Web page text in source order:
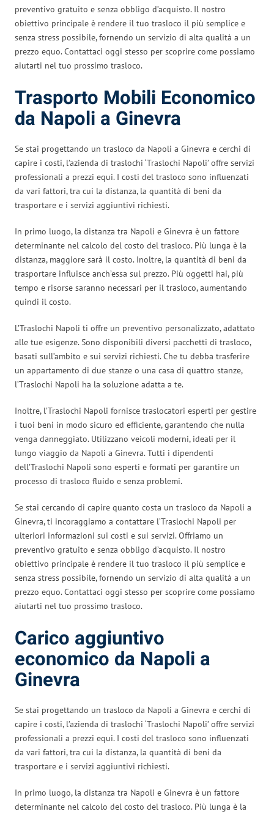
preventivo gratuito e senza obbligo d’acquisto. Il nostro
obiettivo principale è rendere il tuo trasloco il più semplice e
senza stress possibile, fornendo un servizio di alta qualità a un
prezzo equo. Contattaci oggi stesso per scoprire come possiamo
aiutarti nel tuo prossimo trasloco.
Trasporto Mobili Economico
da Napoli a Ginevra
Se stai progettando un trasloco da Napoli a Ginevra e cerchi di
capire i costi, l’azienda di traslochi ‘Traslochi Napoli’ offre servizi
professionali a prezzi equi. I costi del trasloco sono influenzati
da vari fattori, tra cui la distanza, la quantità di beni da
trasportare e i servizi aggiuntivi richiesti.
In primo luogo, la distanza tra Napoli e Ginevra è un fattore
determinante nel calcolo del costo del trasloco. Più lunga è la
distanza, maggiore sarà il costo. Inoltre, la quantità di beni da
trasportare influisce anch’essa sul prezzo. Più oggetti hai, più
tempo e risorse saranno necessari per il trasloco, aumentando
quindi il costo.
L’Traslochi Napoli ti offre un preventivo personalizzato, adattato
alle tue esigenze. Sono disponibili diversi pacchetti di trasloco,
basati sull’ambito e sui servizi richiesti. Che tu debba trasferire
un appartamento di due stanze o una casa di quattro stanze,
l’Traslochi Napoli ha la soluzione adatta a te.
Inoltre, l’Traslochi Napoli fornisce traslocatori esperti per gestire
i tuoi beni in modo sicuro ed efficiente, garantendo che nulla
venga danneggiato. Utilizzano veicoli moderni, ideali per il
lungo viaggio da Napoli a Ginevra. Tutti i dipendenti
dell’Traslochi Napoli sono esperti e formati per garantire un
processo di trasloco fluido e senza problemi.
Se stai cercando di capire quanto costa un trasloco da Napoli a
Ginevra, ti incoraggiamo a contattare l’Traslochi Napoli per
ulteriori informazioni sui costi e sui servizi. Offriamo un
preventivo gratuito e senza obbligo d’acquisto. Il nostro
obiettivo principale è rendere il tuo trasloco il più semplice e
senza stress possibile, fornendo un servizio di alta qualità a un
prezzo equo. Contattaci oggi stesso per scoprire come possiamo
aiutarti nel tuo prossimo trasloco.
Carico aggiuntivo
economico da Napoli a
Ginevra
Se stai progettando un trasloco da Napoli a Ginevra e cerchi di
capire i costi, l’azienda di traslochi ‘Traslochi Napoli’ offre servizi
professionali a prezzi equi. I costi del trasloco sono influenzati
da vari fattori, tra cui la distanza, la quantità di beni da
trasportare e i servizi aggiuntivi richiesti.
In primo luogo, la distanza tra Napoli e Ginevra è un fattore
determinante nel calcolo del costo del trasloco. Più lunga è la